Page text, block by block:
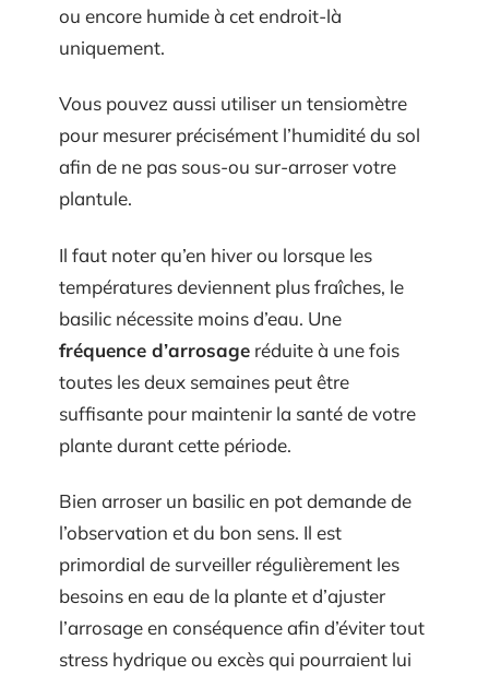
ou encore humide à cet endroit-là
uniquement.
Vous pouvez aussi utiliser un tensiomètre
pour mesurer précisément l’humidité du sol
afin de ne pas sous-ou sur-arroser votre
plantule.
Il faut noter qu’en hiver ou lorsque les
températures deviennent plus fraîches, le
basilic nécessite moins d’eau. Une
fréquence d’arrosage réduite à une fois
toutes les deux semaines peut être
suffisante pour maintenir la santé de votre
plante durant cette période.
Bien arroser un basilic en pot demande de
l’observation et du bon sens. Il est
primordial de surveiller régulièrement les
besoins en eau de la plante et d’ajuster
l’arrosage en conséquence afin d’éviter tout
stress hydrique ou excès qui pourraient lui